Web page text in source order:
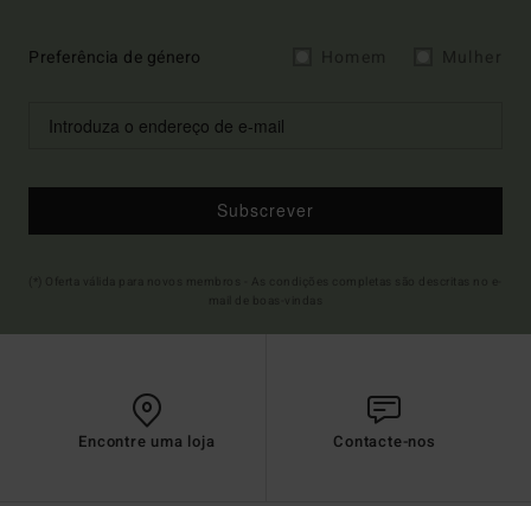
Preferência de género
Subscrever
Encontre uma loja Contacte-nos